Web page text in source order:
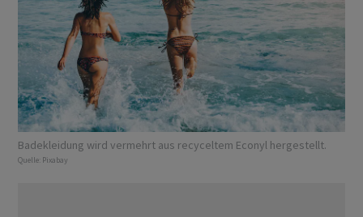
Badekleidung wird vermehrt aus recyceltem Econyl hergestellt.
Quelle: Pixabay